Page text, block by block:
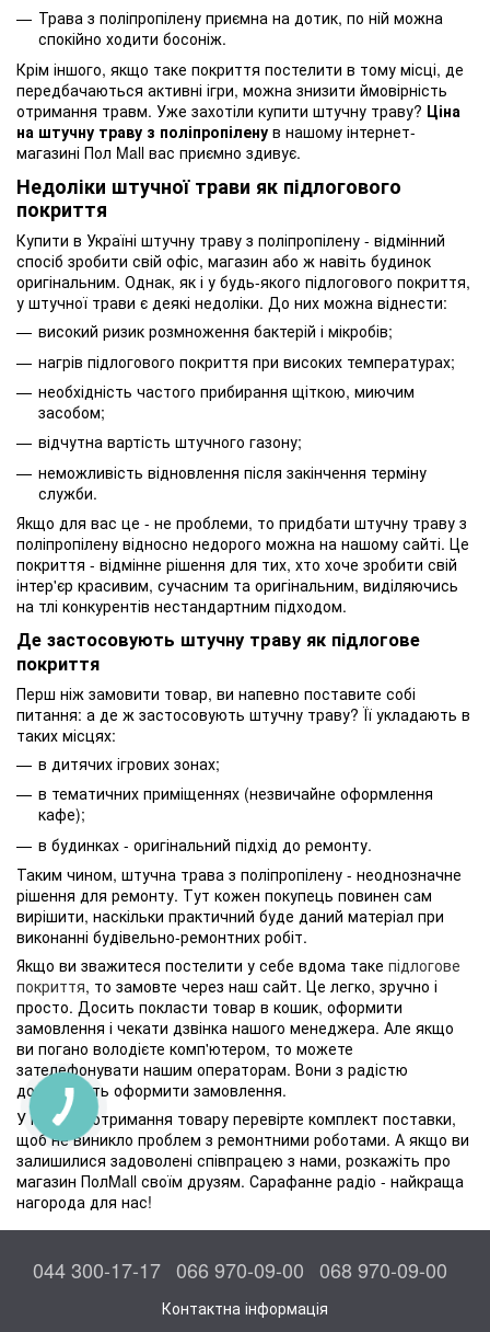
Трава з поліпропілену приємна на дотик, по ній можна
спокійно ходити босоніж.
Крім іншого, якщо таке покриття постелити в тому місці, де
передбачаються активні ігри, можна знизити ймовірність
отримання травм. Уже захотіли купити штучну траву? Ціна
на штучну траву з поліпропілену в нашому інтернет-
магазині Пол Mall вас приємно здивує.
Недоліки штучної трави як підлогового
покриття
Купити в Україні штучну траву з поліпропілену - відмінний
спосіб зробити свій офіс, магазин або ж навіть будинок
оригінальним. Однак, як і у будь-якого підлогового покриття,
у штучної трави є деякі недоліки. До них можна віднести:
високий ризик розмноження бактерій і мікробів;
нагрів підлогового покриття при високих температурах;
необхідність частого прибирання щіткою, миючим
засобом;
відчутна вартість штучного газону;
неможливість відновлення після закінчення терміну
служби.
Якщо для вас це - не проблеми, то придбати штучну траву з
поліпропілену відносно недорого можна на нашому сайті. Це
покриття - відмінне рішення для тих, хто хоче зробити свій
інтер'єр красивим, сучасним та оригінальним, виділяючись
на тлі конкурентів нестандартним підходом.
Де застосовують штучну траву як підлогове
покриття
Перш ніж замовити товар, ви напевно поставите собі
питання: а де ж застосовують штучну траву? Її укладають в
таких місцях:
в дитячих ігрових зонах;
в тематичних приміщеннях (незвичайне оформлення
кафе);
в будинках - оригінальний підхід до ремонту.
Таким чином, штучна трава з поліпропілену - неоднозначне
рішення для ремонту. Тут кожен покупець повинен сам
вирішити, наскільки практичний буде даний матеріал при
виконанні будівельно-ремонтних робіт.
Якщо ви зважитеся постелити у себе вдома таке підлогове
покриття, то замовте через наш сайт. Це легко, зручно і
просто. Досить покласти товар в кошик, оформити
замовлення і чекати дзвінка нашого менеджера. Але якщо
ви погано володієте комп'ютером, то можете
зателефонувати нашим операторам. Вони з радістю
допоможуть оформити замовлення.
У момент отримання товару перевірте комплект поставки,
щоб не виникло проблем з ремонтними роботами. А якщо ви
залишилися задоволені співпрацею з нами, розкажіть про
магазин ПолMall своїм друзям. Сарафанне радіо - найкраща
нагорода для нас!
044 300-17-17 066 970-09-00 068 970-09-00
Контактна інформація